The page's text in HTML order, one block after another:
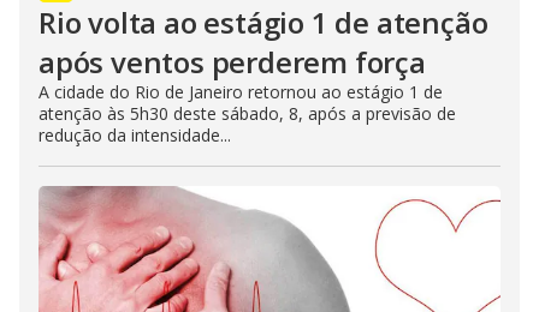
Rio volta ao estágio 1 de atenção
após ventos perderem força
A cidade do Rio de Janeiro retornou ao estágio 1 de
atenção às 5h30 deste sábado, 8, após a previsão de
redução da intensidade...